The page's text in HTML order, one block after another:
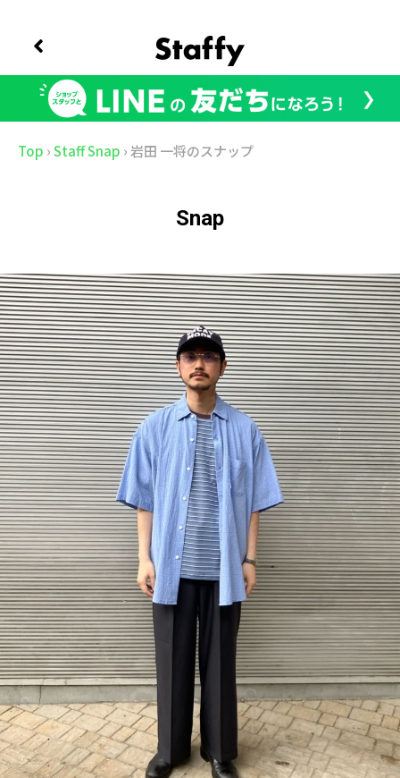
Top ›Staff Snap ›岩田 一将のスナップ
Snap